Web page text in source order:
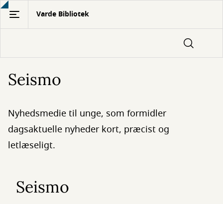
Gå
hovedindhold
Varde Bibliotek
Seismo
Nyhedsmedie til unge, som formidler
dagsaktuelle nyheder kort, præcist og
letlæseligt.
Seismo